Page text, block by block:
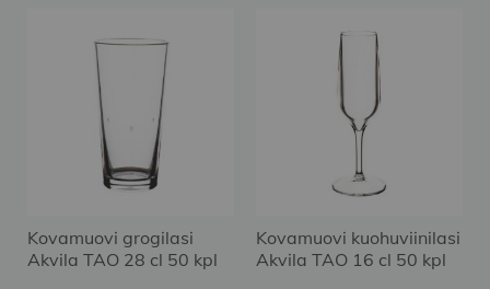
Kovamuovi grogilasi
Akvila TAO 28 cl 50 kpl
Kovamuovi kuohuviinilasi
Akvila TAO 16 cl 50 kpl